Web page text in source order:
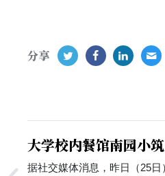
分享
大学校内餐馆南园小
毒
据社交媒体消息，昨日（25